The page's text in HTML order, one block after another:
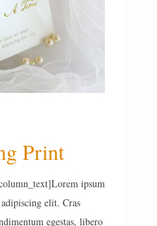
Print
ipsum
elit. Cras
egestas, libero